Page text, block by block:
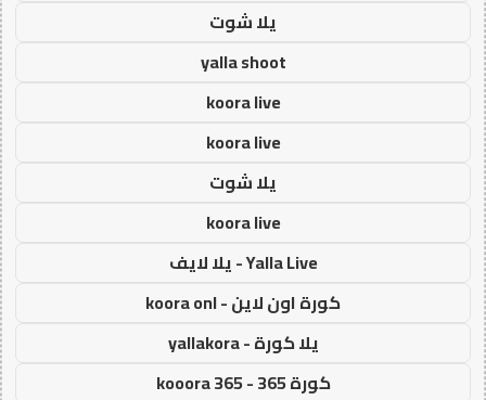
يلا شوت
yalla shoot
koora live
koora live
يلا شوت
koora live
Yalla Live - يلا لايف
كورة اون لاين - koora onl
يلا كورة - yallakora
كورة 365 - kooora 365